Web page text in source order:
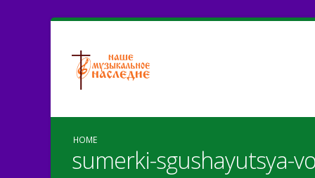
HOME
sumerki-sgushayutsya-